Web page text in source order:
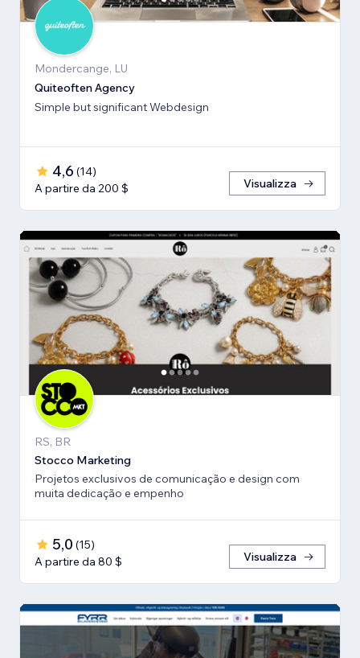
Mondercange, LU
Quiteoften Agency
Simple but significant Webdesign
4,6 (14)
A partire da 200 $
Visualizza
RS, BR
Stocco Marketing
Projetos exclusivos de comunicação e design com
muita dedicação e empenho
5,0 (15)
A partire da 80 $
Visualizza